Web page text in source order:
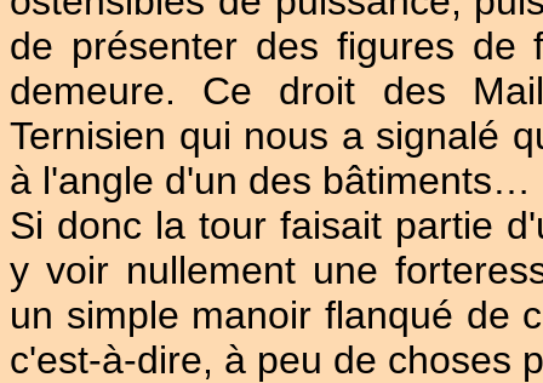
de présenter des figures de
demeure. Ce droit des
Ternisien qui nous a signalé
à l'angle d'un des bâtiments…
Si donc la tour faisait partie
y voir nullement une
un simple manoir flanqué de
c'est-à-dire, à peu de choses